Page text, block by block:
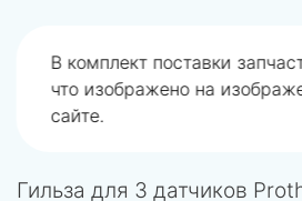
В комплект поставки
что изображено на
сайте.
Гильза для 3 датчиков